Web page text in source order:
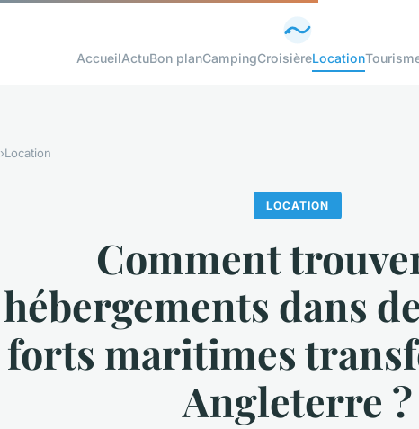
AccueilActuBon planCampingCroisièreLocation
›Location
LOCATION
Comment
hébergements dans
forts maritimes
Angleterre ?